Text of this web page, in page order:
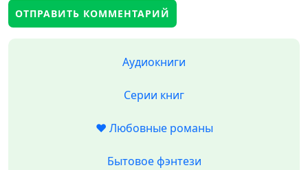
Аудиокниги
Серии книг
❤️ Любовные романы
Бытовое фэнтези